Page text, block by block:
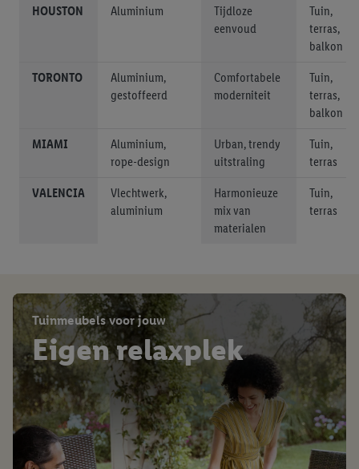
HOUSTON Aluminium
Tijdloze
eenvoud
Tuin,
terras,
balkon
TORONTO
Aluminium,
gestoffeerd
Comfortabele
moderniteit
Tuin,
terras,
balkon
MIAMI
Aluminium,
rope-design
Urban, trendy
uitstraling
Tuin,
terras
VALENCIA
Vlechtwerk,
aluminium
Harmonieuze
mix van
materialen
Tuin,
terras
Tuinmeubels voor jouw
Eigen relaxplek